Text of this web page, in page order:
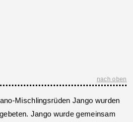
nach oben
Mischlingsrüden Jango wurden
Jango wurde gemeinsam